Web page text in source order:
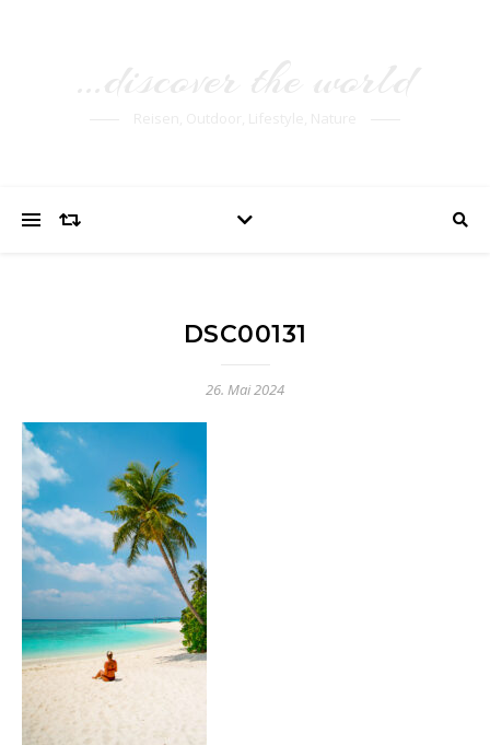
DSC00131
26. Mai 2024